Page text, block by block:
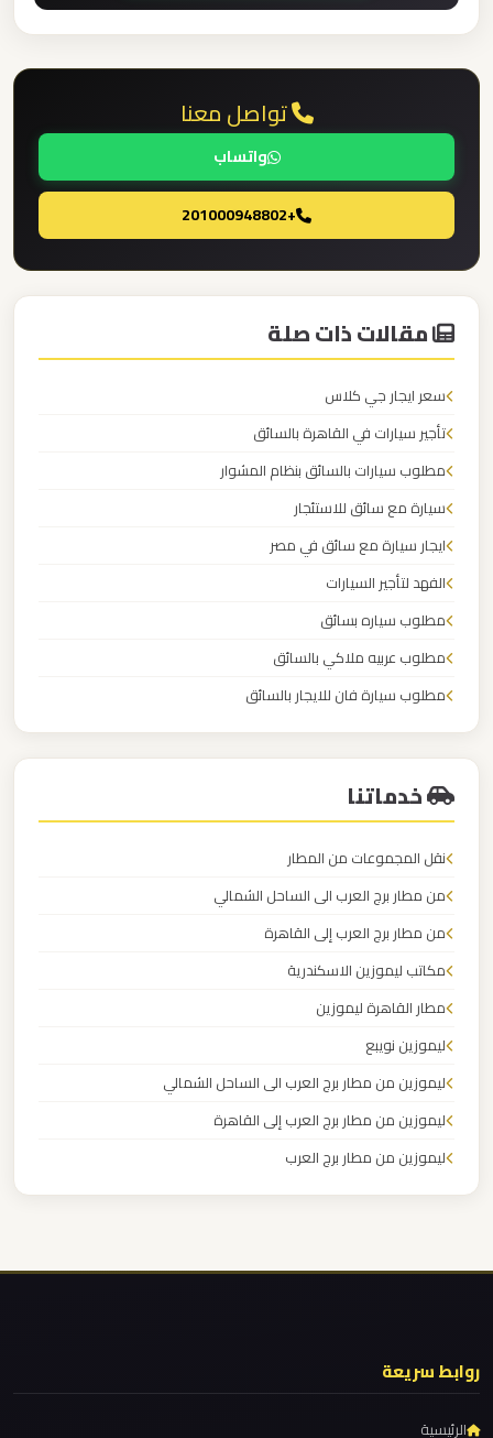
تواصل معنا
واتساب
+201000948802
مقالات ذات صلة
سعر ايجار جي كلاس
تأجير سيارات في القاهرة بالسائق
مطلوب سيارات بالسائق بنظام المشوار
سيارة مع سائق للاستئجار
ايجار سيارة مع سائق في مصر
الفهد لتأجير السيارات
مطلوب سياره بسائق
مطلوب عربيه ملاكي بالسائق
مطلوب سيارة فان للايجار بالسائق
الكابتن لايجار السيارات
خدماتنا
نقل المجموعات من المطار
من مطار برج العرب الى الساحل الشمالي
من مطار برج العرب إلى القاهرة
مكاتب ليموزين الاسكندرية
مطار القاهرة ليموزين
ليموزين نويبع
ليموزين من مطار برج العرب الى الساحل الشمالي
ليموزين من مطار برج العرب إلى القاهرة
ليموزين من مطار برج العرب
ليموزين من مطار القاهرة
ليموزين من القاهرة الى مطار برج العرب
ليموزين مطار شرم الشيخ
ليموزين مطار سفنكس
ليموزين
العلمين
ليموزين
العلمين
ليموزين
العالمين
ليموزين
العاصمة
الادارية
ليموزين
ليموزين
مصر
الجديدة
ليموزين
ليموزين
مرسيدس
بالسائق
مرسيدس
مرسي
ليموزين
مرسي
علم
روابط سريعة
الرئيسية